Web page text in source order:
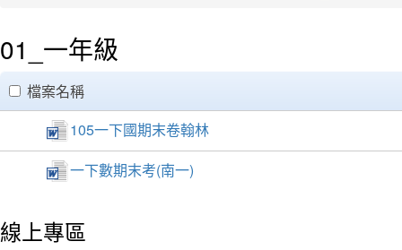
01_一年級
clickAll
檔案名稱
105一下國期末卷翰林
一下數期末考(南一)
線上專區